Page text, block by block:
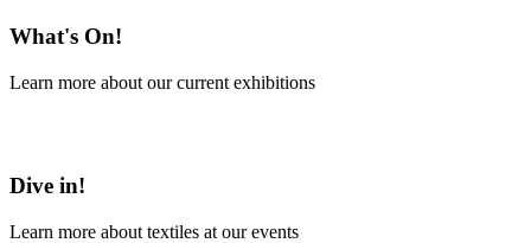
What's On!
Learn more about our current exhibitions
Dive in!
Learn more about textiles at our events